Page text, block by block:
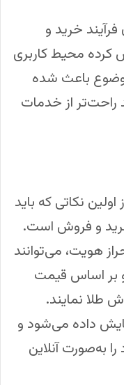
خرید و
کرده محیط کاربری
باعث شده
راحت‌تر از خدمات
نکاتی که باید
و فروش است.
هویت، می‌توانند
و بر اساس قیمت
طلا نمایند.
داده می‌شود و
به‌صورت آنلاین